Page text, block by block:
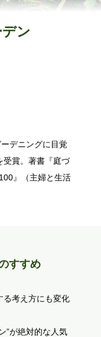
ン
デニングに目覚
受賞。著書『庭づ
』（主婦と生活
すすめ
る考え方にも変化
”が絶対的な人気